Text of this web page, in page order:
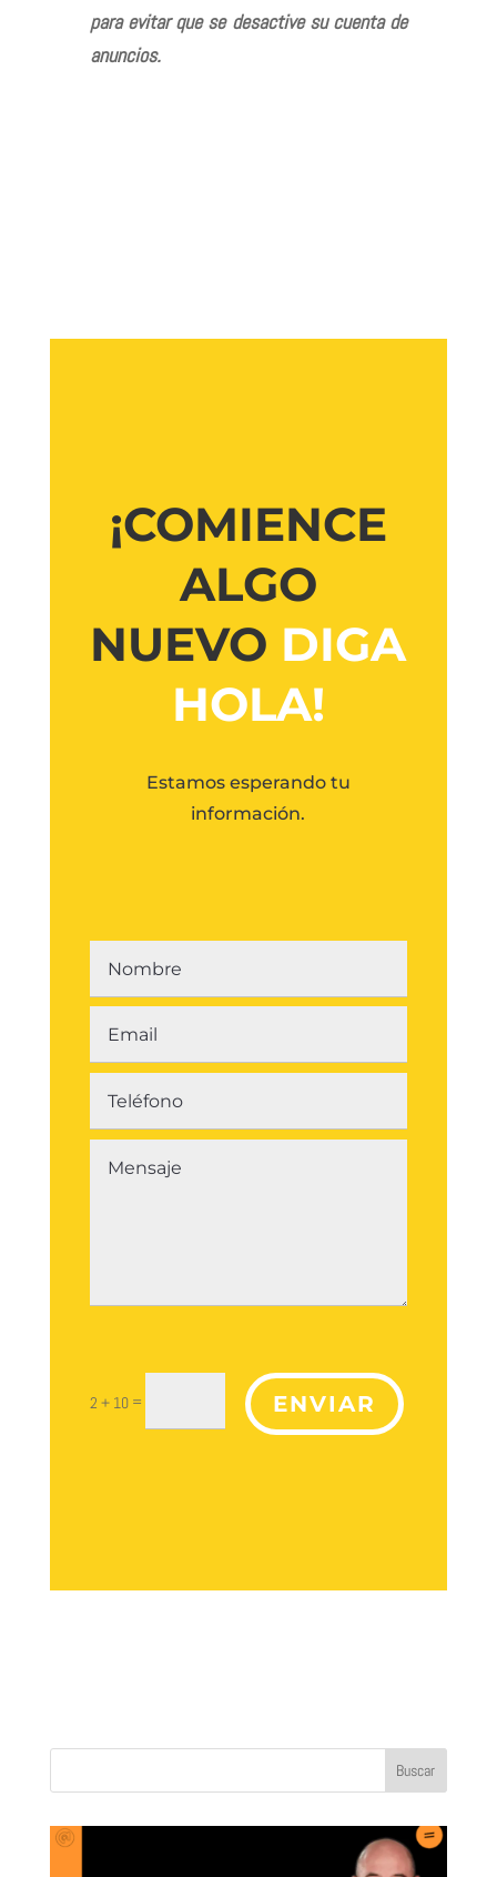
para evitar que se desactive su cuenta de
anuncios.
¡COMIENCE
ALGO
NUEVO DIGA
HOLA!
Estamos esperando tu
información.
2 + 10= ENVIAR